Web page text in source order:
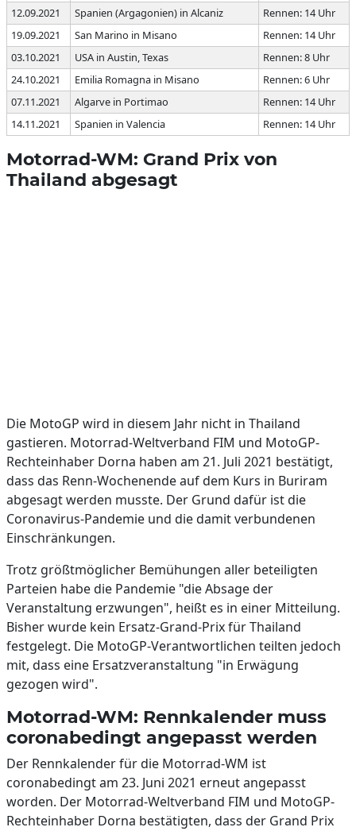
12.09.2021
Spanien (Argagonien) in Alcaniz
Rennen: 14 Uhr
19.09.2021
San Marino in Misano
Rennen: 14 Uhr
03.10.2021
USA in Austin, Texas
Rennen: 8 Uhr
24.10.2021
Emilia Romagna in Misano
Rennen: 6 Uhr
07.11.2021
Algarve in Portimao
Rennen: 14 Uhr
14.11.2021
Spanien in Valencia Rennen: 14 Uhr
Motorrad-WM: Grand Prix von
Thailand abgesagt
Die MotoGP wird in diesem Jahr nicht in Thailand
gastieren. Motorrad-Weltverband FIM und MotoGP-
Rechteinhaber Dorna haben am 21. Juli 2021 bestätigt,
dass das Renn-Wochenende auf dem Kurs in Buriram
abgesagt werden musste. Der Grund dafür ist die
Coronavirus-Pandemie und die damit verbundenen
Einschränkungen.
Trotz größtmöglicher Bemühungen aller beteiligten
Parteien habe die Pandemie "die Absage der
Veranstaltung erzwungen", heißt es in einer Mitteilung.
Bisher wurde kein Ersatz-Grand-Prix für Thailand
festgelegt. Die MotoGP-Verantwortlichen teilten jedoch
mit, dass eine Ersatzveranstaltung "in Erwägung
gezogen wird".
Motorrad-WM: Rennkalender muss
coronabedingt angepasst werden
Der Rennkalender für die Motorrad-WM ist
coronabedingt am 23. Juni 2021 erneut angepasst
worden. Der Motorrad-Weltverband FIM und MotoGP-
Rechteinhaber Dorna bestätigten, dass der Grand Prix